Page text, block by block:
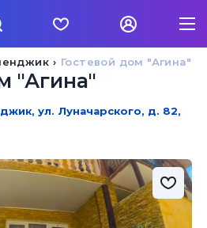
Гостевой дом "Агина"
"Агина"
ул. Луначарского, д. 82,